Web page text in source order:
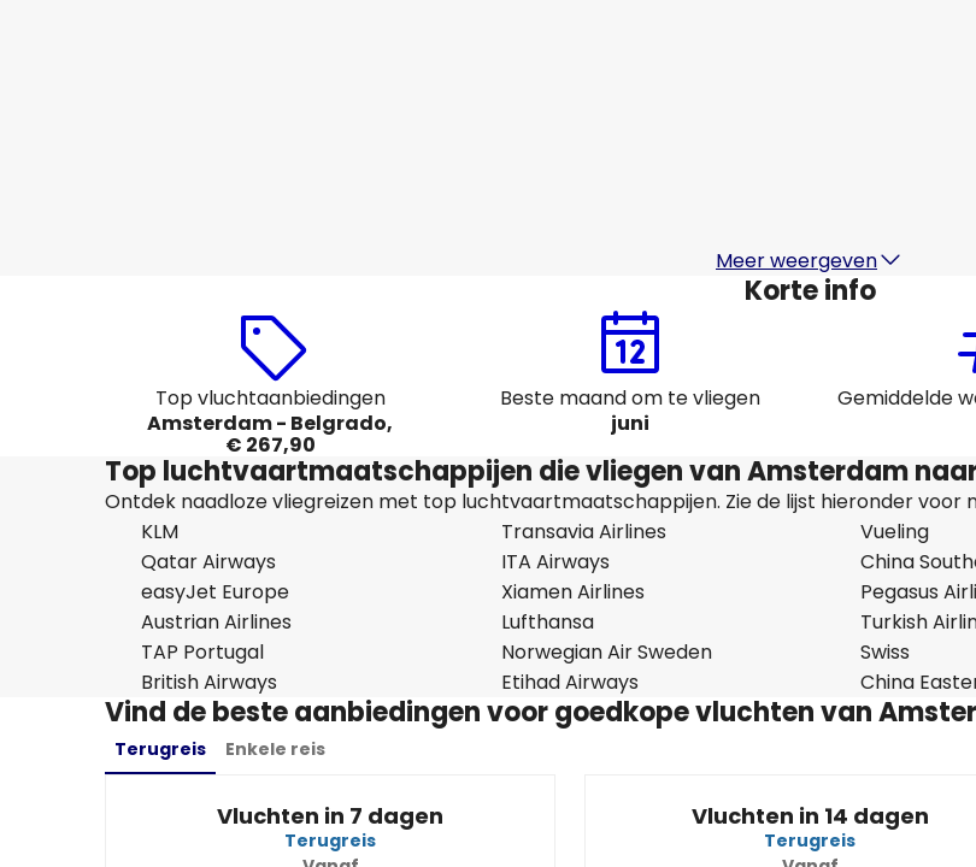
Meer weergeven
Korte info
Top vluchtaanbiedingen
Amsterdam - Belgrado,
€ 267,90
Beste maand om te vliegen
juni
Gemiddelde
Top luchtvaartmaatschappijen die vliegen van Amsterdam
Ontdek naadloze vliegreizen met top luchtvaartmaatschappijen. Zie de lijst hieronder voor
KLM
Transavia Airlines Vueling
Qatar Airways
ITA Airways China
easyJet Europe
Xiamen Airlines Pegasus
Austrian Airlines
Lufthansa Turkish
TAP Portugal
Norwegian Air Sweden Swiss
British Airways
Etihad Airways China
Vind de beste aanbiedingen voor goedkope vluchten van
Terugreis Enkele reis
Vluchten in 7 dagen
Terugreis
Vluchten in 14 dagen
Terugreis